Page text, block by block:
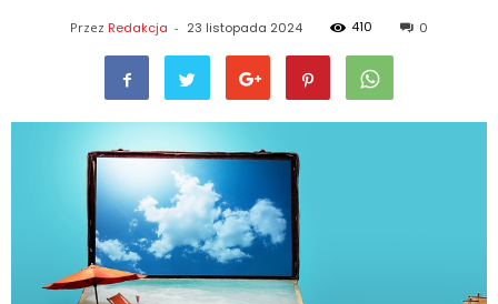
Przez Redakcja - 23 listopada 2024 410 0